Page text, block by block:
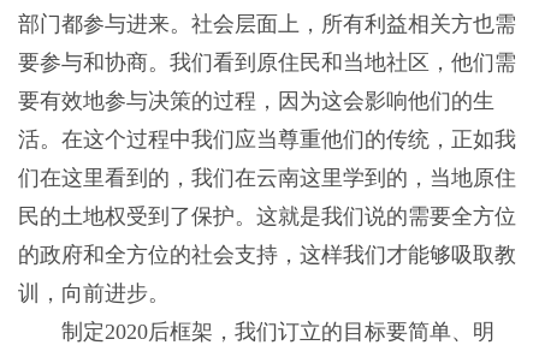
部门都参与进来。社会层面上，所有利益相关方也需
要参与和协商。我们看到原住民和当地社区，他们需
要有效地参与决策的过程，因为这会影响他们的生
活。在这个过程中我们应当尊重他们的传统，正如我
们在这里看到的，我们在云南这里学到的，当地原住
民的土地权受到了保护。这就是我们说的需要全方位
的政府和全方位的社会支持，这样我们才能够吸取教
训，向前进步。
制定2020后框架，我们订立的目标要简单、明